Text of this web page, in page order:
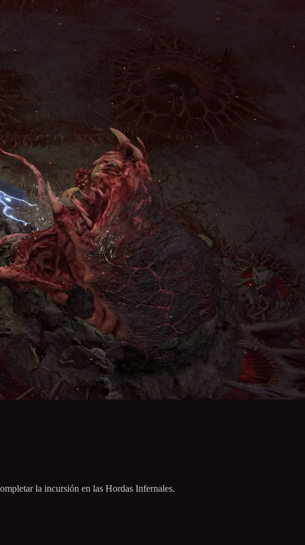
la incursión en las Hordas Infernales.